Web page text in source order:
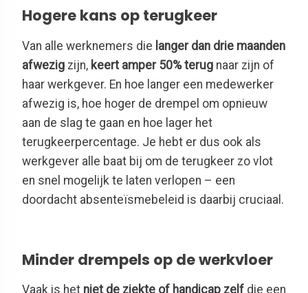
Hogere kans op terugkeer
Van alle werknemers die langer dan drie maanden
afwezig zijn, keert amper 50% terug naar zijn of
haar werkgever. En hoe langer een medewerker
afwezig is, hoe hoger de drempel om opnieuw
aan de slag te gaan en hoe lager het
terugkeerpercentage. Je hebt er dus ook als
werkgever alle baat bij om de terugkeer zo vlot
en snel mogelijk te laten verlopen – een
doordacht absenteïsmebeleid is daarbij cruciaal.
Minder drempels op de werkvloer
Vaak is het niet de ziekte of handicap zelf die een